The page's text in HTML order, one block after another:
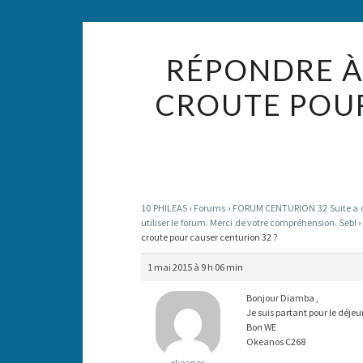
RÉPONDRE
CROUTE
10 PHILEAS › Forums › FORUM CENTURION 32
utiliser le forum. Merci de votre compréhension. Seb! ›
croute pour causer centurion 32 ?
1 mai 2015 à 9 h 06 min
Bonjour Diamba ,
Je suis partant pour le
Bon WE
Okeanos C268